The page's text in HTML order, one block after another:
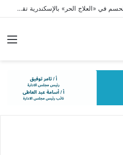
دكتورة رشا سيف.. سيدة الحسم في «العلاج الحر» بالإسكندرية تقود حملات مكثفة لضبط القطاع الطبي الخاص